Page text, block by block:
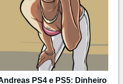
PS4 e PS5: Dinheiro